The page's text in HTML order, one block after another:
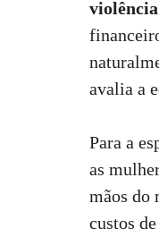
avalia a
Para a
as
mãos do
custos